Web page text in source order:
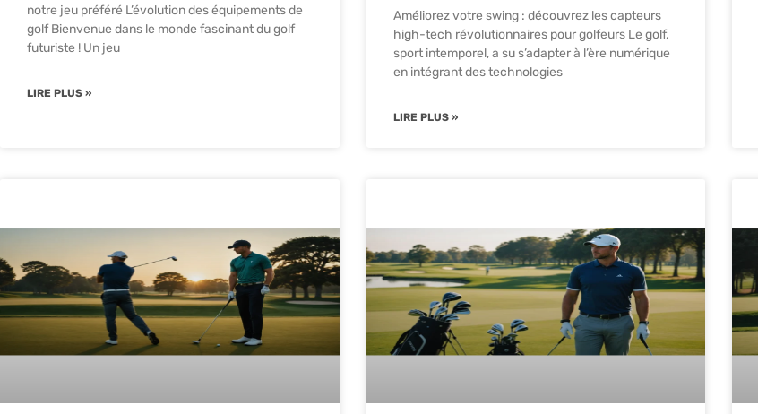
notre jeu préféré L’évolution des équipements de
golf Bienvenue dans le monde fascinant du golf
futuriste ! Un jeu
LIRE PLUS »
Améliorez votre swing : découvrez les capteurs
high-tech révolutionnaires pour golfeurs Le golf,
sport intemporel, a su s’adapter à l’ère numérique
en intégrant des technologies
LIRE PLUS »